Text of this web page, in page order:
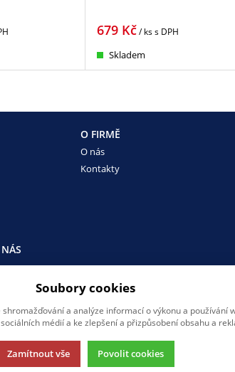
679Kč/ kss DPH
Skladem
O FIRMĚ
O nás
Kontakty
Soubory cookies
a analýze informací o výkonu a používání
médií a ke zlepšení a přizpůsobení obsahu a
Zamítnout vše Povolit cookies